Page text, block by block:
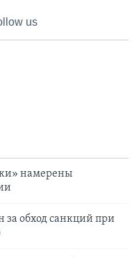
us
намерены
за обход санкций при